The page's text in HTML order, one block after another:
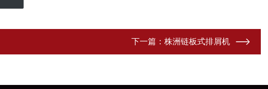
下一篇： 株洲链板式排屑机